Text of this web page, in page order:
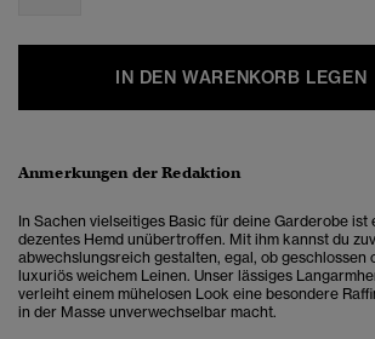
IN DEN WARENKORB LEGEN
Anmerkungen der Redaktion
In Sachen vielseitiges Basic für deine Garderobe ist
dezentes Hemd unübertroffen. Mit ihm kannst du
abwechslungsreich gestalten, egal, ob geschlossen
luxuriös weichem Leinen. Unser lässiges
verleiht einem mühelosen Look eine besondere
in der Masse unverwechselbar macht.